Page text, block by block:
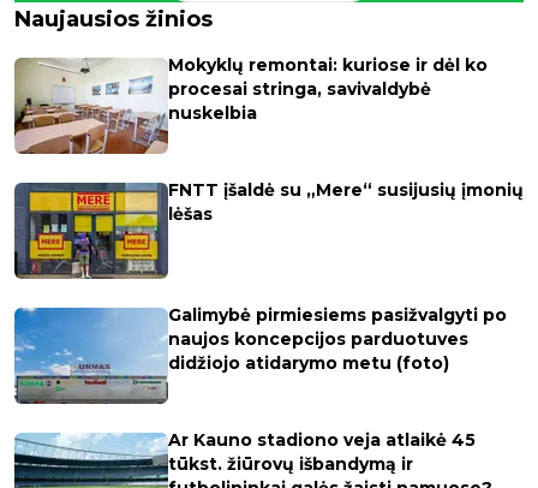
Naujausios žinios
Mokyklų remontai: kuriose ir dėl ko
procesai stringa, savivaldybė
nuskelbia
FNTT įšaldė su „Mere“ susijusių įmonių
lėšas
Galimybė pirmiesiems pasižvalgyti po
naujos koncepcijos parduotuves
didžiojo atidarymo metu (foto)
Ar Kauno stadiono veja atlaikė 45
tūkst. žiūrovų išbandymą ir